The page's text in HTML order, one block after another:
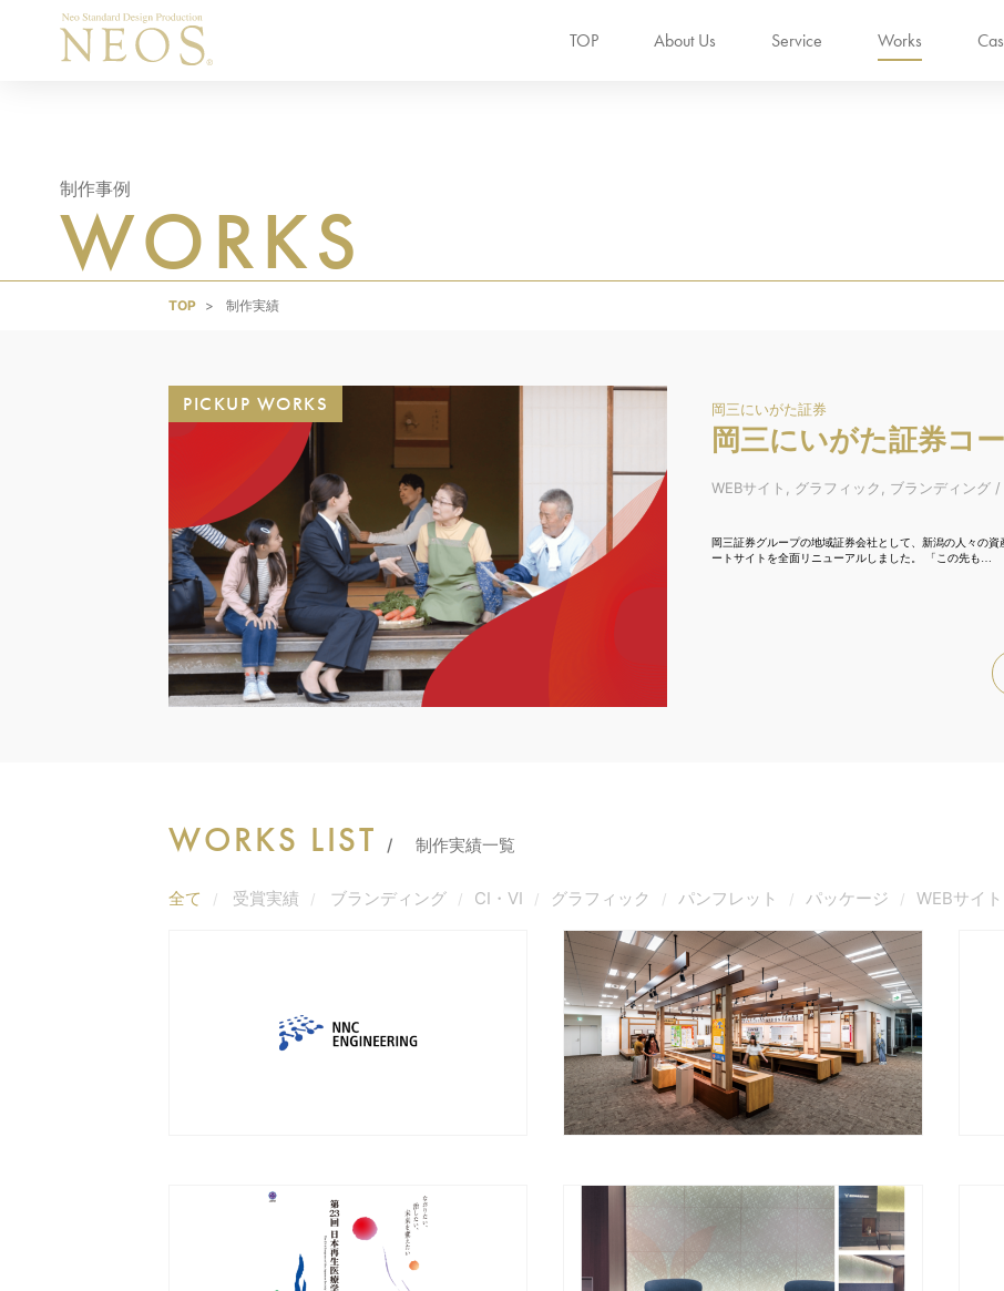
TOP About Us Service Works
制作事例
WORKS
TOP 制作実績
PICKUP WORKS 岡三にいがた証券
岡三にいがた証券コ
WEBサイト, グラフィック, ブランディング
岡三証券グループの地域証券会社として、新潟の人々の
ートサイトを全面リニューアルしました。 「この先も…
WORKS LIST 制作実績一覧
全て 受賞実績 ブランディング CI・VI グラフィック パンフレット パッケージ WEBサイト